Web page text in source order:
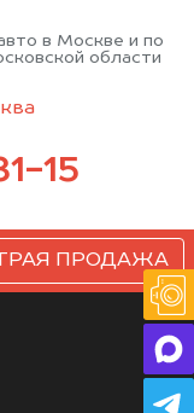
в Москве и по
области
15
ПРОДАЖА